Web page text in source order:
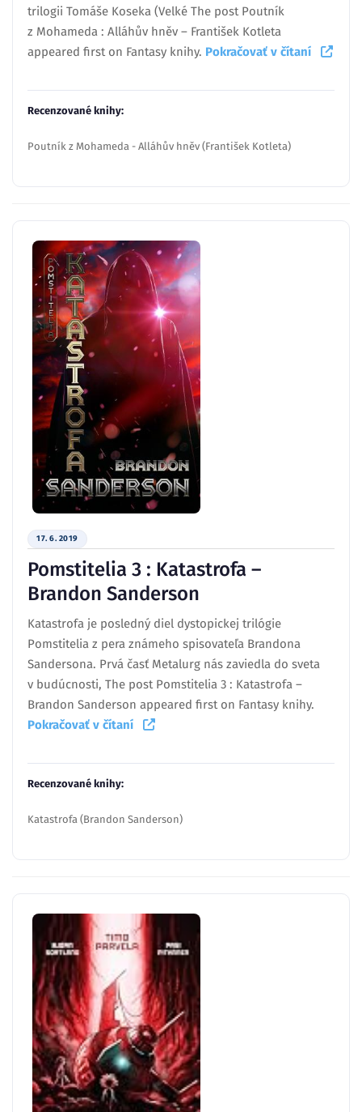
trilogii Tomáše Koseka (Velké The post Poutník
z Mohameda : Alláhův hněv – František Kotleta
appeared first on Fantasy knihy. Pokračovať v čítaní
Recenzované knihy:
Poutník z Mohameda - Alláhův hněv (František Kotleta)
17. 6. 2019
Pomstitelia 3 : Katastrofa –
Brandon Sanderson
Katastrofa je posledný diel dystopickej trilógie
Pomstitelia z pera známeho spisovateľa Brandona
Sandersona. Prvá časť Metalurg nás zaviedla do sveta
v budúcnosti, The post Pomstitelia 3 : Katastrofa –
Brandon Sanderson appeared first on Fantasy knihy.
Pokračovať v čítaní
Recenzované knihy:
Katastrofa (Brandon Sanderson)